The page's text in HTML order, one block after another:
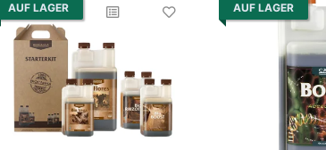
AUF LAGER AUF LAGER